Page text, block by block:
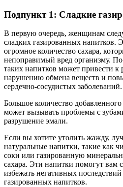
Подпункт 1: Сладкие
В первую очередь, женщинам
сладких газированных напитков.
огромное количество сахара,
непоправимый вред организму.
таких напитков может привести
нарушению обмена веществ и
сердечно-сосудистых заболеваний.
Большое количество
может вызывать проблемы с
разрушение эмали.
Если вы хотите утолить жажду,
натуральные напитки, такие как
соки или газированную
сахара. Эти напитки помогут вам
избежать негативных
газированных напитков.